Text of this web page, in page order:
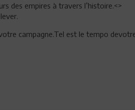
des empires à travers l’histoire.<>
campagne.Tel est le tempo